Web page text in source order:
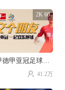
2K 60
20212020意甲德甲亚冠足球赛事直播。
41.2万